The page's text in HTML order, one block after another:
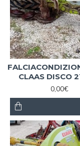
CLAAS DISCO
0,00€